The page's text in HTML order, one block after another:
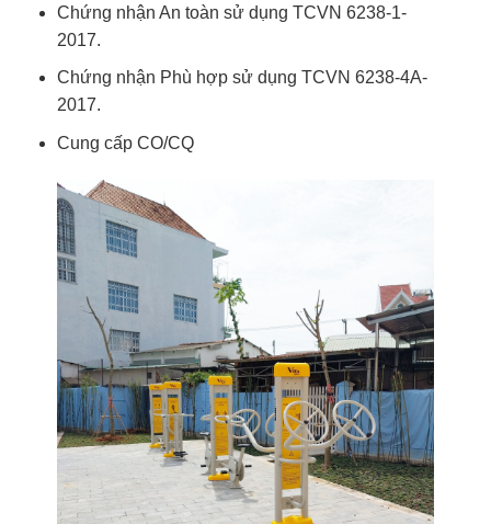
Chứng nhận An toàn sử dụng TCVN 6238-1-
2017.
Chứng nhận Phù hợp sử dụng TCVN 6238-4A-
2017.
Cung cấp CO/CQ